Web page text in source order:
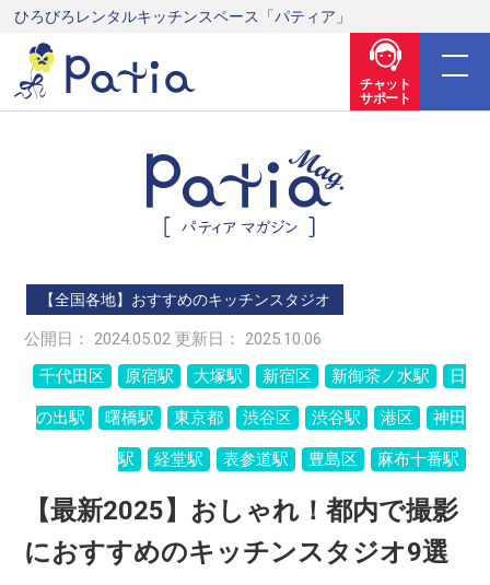
ひろびろレンタルキッチンスペース「パティア」
チャット
サポート
【全国各地】おすすめのキッチンスタジオ
公開日： 2024.05.02 更新日： 2025.10.06
千代田区
原宿駅 大塚駅 新宿区 新御茶ノ水駅 日
の出駅 曙橋駅 東京都 渋谷区 渋谷駅 港区 神田
駅 経堂駅 表参道駅 豊島区 麻布十番駅
【最新2025】おしゃれ！都内で撮影
におすすめのキッチンスタジオ9選